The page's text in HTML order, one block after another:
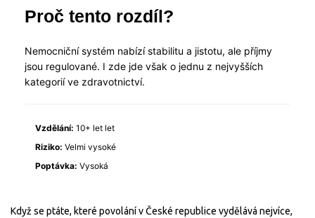
Proč tento rozdíl?
Nemocniční systém nabízí stabilitu a jistotu, ale příjmy
jsou regulované. I zde jde však o jednu z nejvyšších
kategorií ve zdravotnictví.
Vzdělání: 10+ let let
Riziko: Velmi vysoké
Poptávka: Vysoká
Když se ptáte, které povolání v České republice vydělává nejvíce,